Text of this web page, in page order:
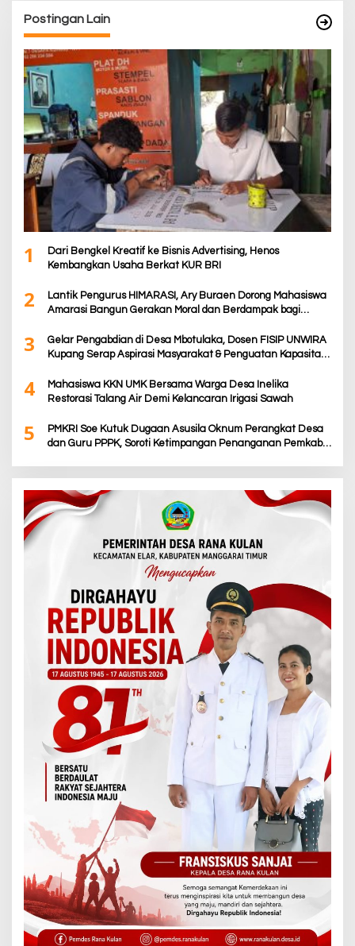
Postingan Lain
1
Dari Bengkel Kreatif ke Bisnis Advertising, Henos
Kembangkan Usaha Berkat KUR BRI
2
Lantik Pengurus HIMARASI, Ary Buraen Dorong Mahasiswa
Amarasi Bangun Gerakan Moral dan Berdampak bagi
3
Gelar Pengabdian di Desa Mbotulaka, Dosen FISIP UNWIRA
Kupang Serap Aspirasi Masyarakat & Penguatan Kapasitas
4
Mahasiswa KKN UMK Bersama Warga Desa Inelika
Restorasi Talang Air Demi Kelancaran Irigasi Sawah
5
PMKRI Soe Kutuk Dugaan Asusila Oknum Perangkat Desa
dan Guru PPPK, Soroti Ketimpangan Penanganan Pemkab